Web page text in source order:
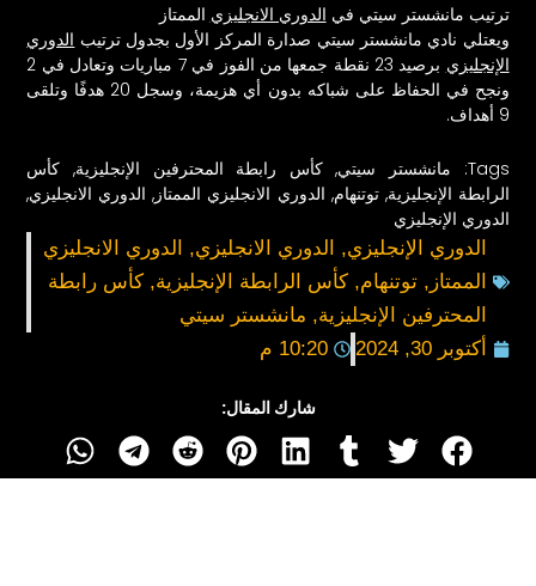
ترتيب مانشستر سيتي في الدوري الانجليزي الممتاز
ويعتلي نادي مانشستر سيتي صدارة المركز الأول بجدول ترتيب الدوري
الإنجليزي
برصيد 23 نقطة جمعها من الفوز في 7 مباريات وتعادل في 2
ونجح في الحفاظ على شباكه بدون أي هزيمة، وسجل 20 هدفًا وتلقى
9 أهداف.
Tags: مانشستر سيتي,كأس رابطة المحترفين الإنجليزية, كأس
الرابطة الإنجليزية,توتنهام, الدوري الانجليزي الممتاز, الدوري الانجليزي,
الدوري الإنجليزي
الدوري الإنجليزي, الدوري الانجليزي,
الدوري الانجليزي
الممتاز ,توتنهام,كأس الرابطة الإنجليزية,كأس رابطة
المحترفين الإنجليزية, مانشستر سيتي
أكتوبر 30, 2024
10:20 م
شارك المقال: